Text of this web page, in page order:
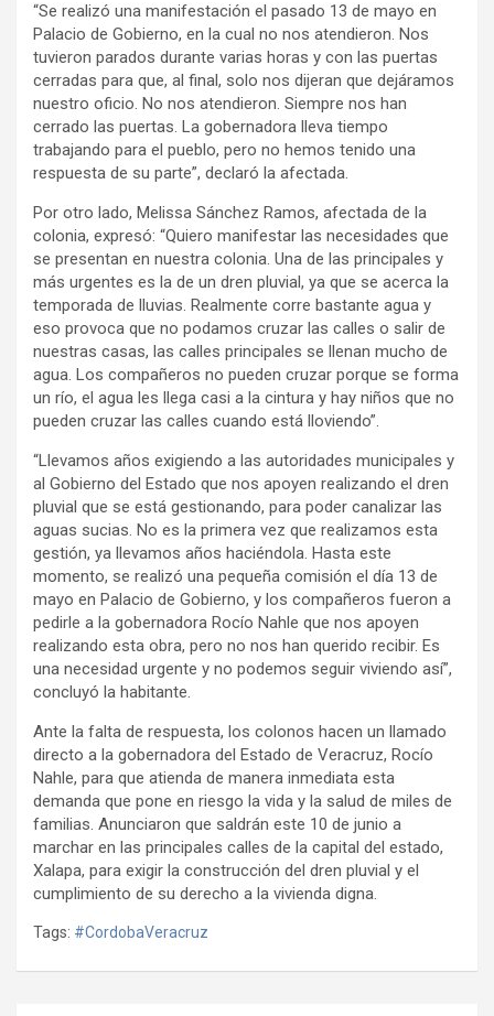
“Se realizó una manifestación el pasado 13 de mayo en
Palacio de Gobierno, en la cual no nos atendieron. Nos
tuvieron parados durante varias horas y con las puertas
cerradas para que, al final, solo nos dijeran que dejáramos
nuestro oficio. No nos atendieron. Siempre nos han
cerrado las puertas. La gobernadora lleva tiempo
trabajando para el pueblo, pero no hemos tenido una
respuesta de su parte”, declaró la afectada.
Por otro lado, Melissa Sánchez Ramos, afectada de la
colonia, expresó: “Quiero manifestar las necesidades que
se presentan en nuestra colonia. Una de las principales y
más urgentes es la de un dren pluvial, ya que se acerca la
temporada de lluvias. Realmente corre bastante agua y
eso provoca que no podamos cruzar las calles o salir de
nuestras casas, las calles principales se llenan mucho de
agua. Los compañeros no pueden cruzar porque se forma
un río, el agua les llega casi a la cintura y hay niños que no
pueden cruzar las calles cuando está lloviendo”.
“Llevamos años exigiendo a las autoridades municipales y
al Gobierno del Estado que nos apoyen realizando el dren
pluvial que se está gestionando, para poder canalizar las
aguas sucias. No es la primera vez que realizamos esta
gestión, ya llevamos años haciéndola. Hasta este
momento, se realizó una pequeña comisión el día 13 de
mayo en Palacio de Gobierno, y los compañeros fueron a
pedirle a la gobernadora Rocío Nahle que nos apoyen
realizando esta obra, pero no nos han querido recibir. Es
una necesidad urgente y no podemos seguir viviendo así”,
concluyó la habitante.
Ante la falta de respuesta, los colonos hacen un llamado
directo a la gobernadora del Estado de Veracruz, Rocío
Nahle, para que atienda de manera inmediata esta
demanda que pone en riesgo la vida y la salud de miles de
familias. Anunciaron que saldrán este 10 de junio a
marchar en las principales calles de la capital del estado,
Xalapa, para exigir la construcción del dren pluvial y el
cumplimiento de su derecho a la vivienda digna.
Tags: #CordobaVeracruz